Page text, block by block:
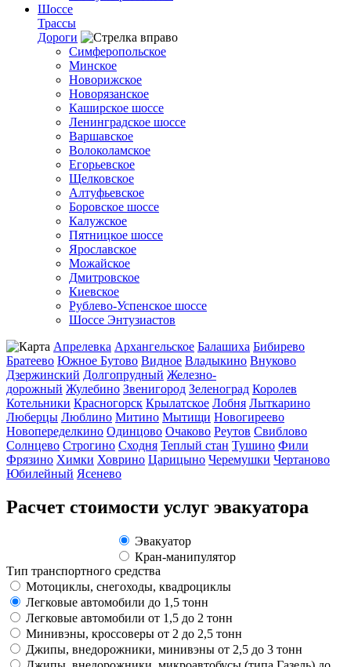
Шоссе
Трассы
Дороги
Симферопольское
Минское
Новорижское
Новорязанское
Каширское шоссе
Ленинградское шоссе
Варшавское
Волоколамское
Егорьевское
Щелковское
Алтуфьевское
Боровское шоссе
Калужское
Пятницкое шоссе
Ярославское
Можайское
Дмитровское
Киевское
Рублево-Успенское шоссе
Шоссе Энтузиастов
Апрелевка Архангельское Балашиха Бибирево
Братеево Южное Бутово Видное Владыкино Внуково
Дзержинский Долгопрудный Железно-
дорожный Жулебино Звенигород Зеленоград Королев
Котельники Красногорск Крылатское Лобня Лыткарино
Люберцы Люблино Митино Мытищи Новогиреево
Новопеределкино Одинцово Очаково Реутов Свиблово
Солнцево Строгино Сходня Теплый стан Тушино Фили
Фрязино Химки Ховрино Царицыно Черемушки Чертаново
Юбилейный Ясенево
Расчет стоимости услуг эвакуатора
Эвакуатор
Кран-манипулятор
Тип транспортного средства
Мотоциклы, снегоходы, квадроциклы
Легковые автомобили до 1,5 тонн
Легковые автомобили от 1,5 до 2 тонн
Минивэны, кроссоверы от 2 до 2,5 тонн
Джипы, внедорожники, минивэны от 2,5 до 3 тонн